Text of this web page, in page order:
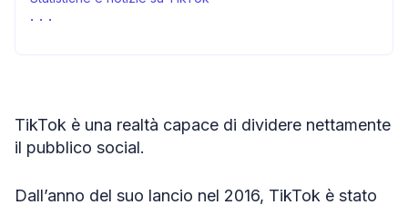
TikTok per il Business (+ statistiche pubblicitarie)
Riepilogo
Dichiarazione di utilizzo corretto
TikTok è una realtà capace di dividere nettamente
il pubblico social.
Dall’anno del suo lancio nel 2016, TikTok è stato